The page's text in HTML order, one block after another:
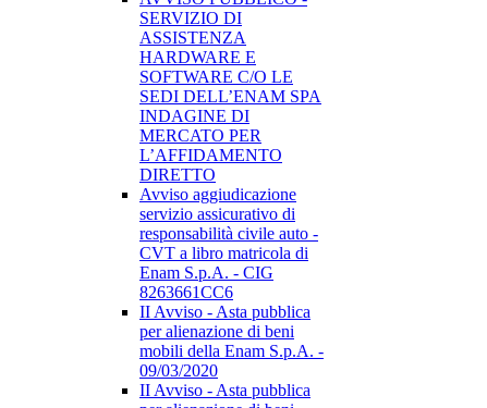
SERVIZIO DI
ASSISTENZA
HARDWARE E
SOFTWARE C/O LE
SEDI DELL’ENAM SPA
INDAGINE DI
MERCATO PER
L’AFFIDAMENTO
DIRETTO
Avviso aggiudicazione
servizio assicurativo di
responsabilità civile auto -
CVT a libro matricola di
Enam S.p.A. - CIG
8263661CC6
II Avviso - Asta pubblica
per alienazione di beni
mobili della Enam S.p.A. -
09/03/2020
II Avviso - Asta pubblica